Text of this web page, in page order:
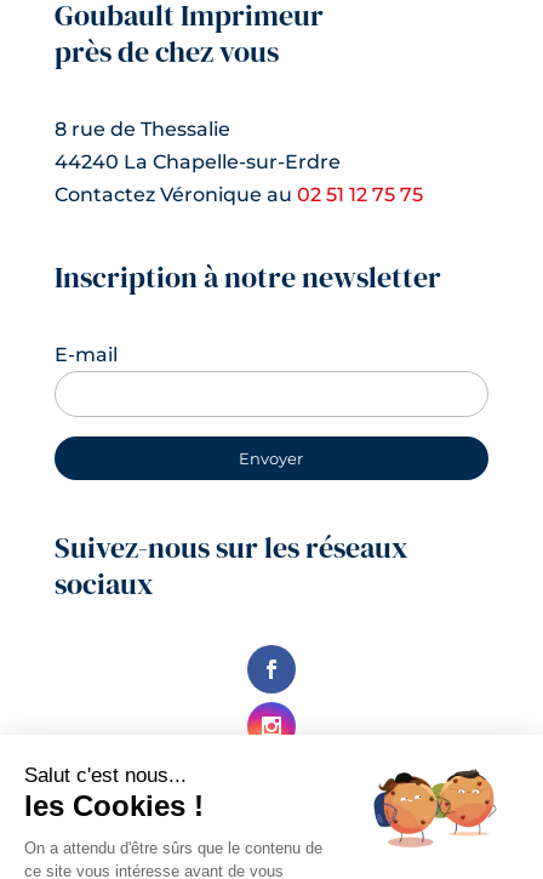
Goubault Imprimeur
près de chez vous
8 rue de Thessalie
44240 La Chapelle-sur-Erdre
Contactez Véronique au 02 51 12 75 75
Inscription à notre newsletter
E-mail
Suivez-nous sur les réseaux
sociaux
Salut c'est nous...
les Cookies !
On a attendu d'être sûrs que le contenu de
ce site vous intéresse avant de vous